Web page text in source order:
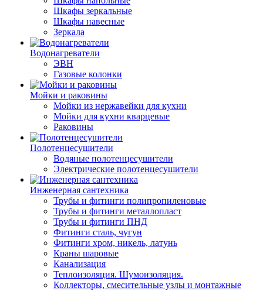
Шкафы зеркальные
Шкафы навесные
Зеркала
Водонагреватели
ЭВН
Газовые колонки
Мойки и раковины
Мойки из нержавейки для кухни
Мойки для кухни кварцевые
Раковины
Полотенцесушители
Водяные полотенцесушители
Электрические полотенцесушители
Инженерная сантехника
Трубы и фитинги полипропиленовые
Трубы и фитинги металлопласт
Трубы и фитинги ПНД
Фитинги сталь, чугун
Фитинги хром, никель, латунь
Краны шаровые
Канализация
Теплоизоляция. Шумоизоляция.
Коллекторы, смесительные узлы и монтажные